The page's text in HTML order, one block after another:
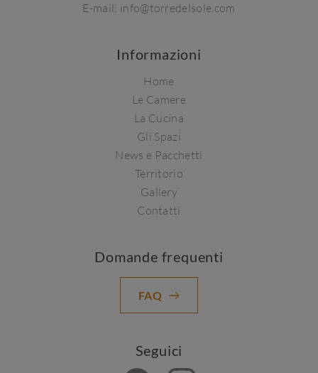
E-mail: info@torredelsole.com
Informazioni
Home
Le Camere
La Cucina
Gli Spazi
News e Pacchetti
Territorio
Gallery
Contatti
Domande frequenti
FAQ
Seguici